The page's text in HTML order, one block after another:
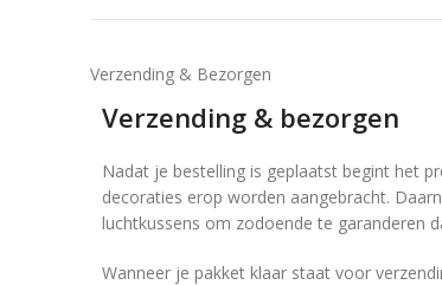
Verzending & Bezorgen
Verzending & bezorgen
Nadat je bestelling is geplaatst begint het
decoraties erop worden aangebracht.
luchtkussens om zodoende te garanderen
Wanneer je pakket klaar staat voor